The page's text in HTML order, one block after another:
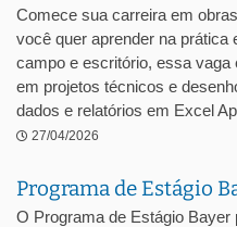
Comece sua carreira em
você quer aprender na prática
campo e escritório, essa vaga
em projetos técnicos e
dados e relatórios em Excel
27/04/2026
Programa de Estágio
O Programa de Estágio